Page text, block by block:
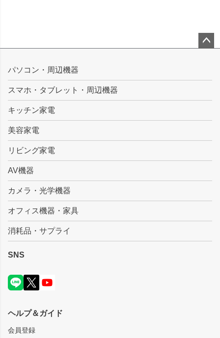
ップ
パソコン・周辺機器
スマホ・タブレット・周辺機器
キッチン家電
美容家電
リビング家電
AV機器
カメラ・光学機器
オフィス機器・家具
消耗品・サプライ
SNS
ヘルプ＆ガイド
会員登録